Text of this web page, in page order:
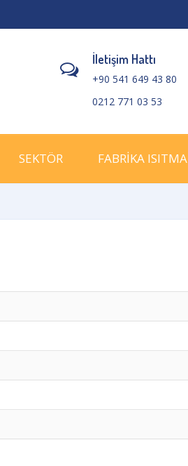
İletişim Hattı
+90 541 649 43 80
0212 771 03 53
SEKTÖR FABRİKA ISITMA